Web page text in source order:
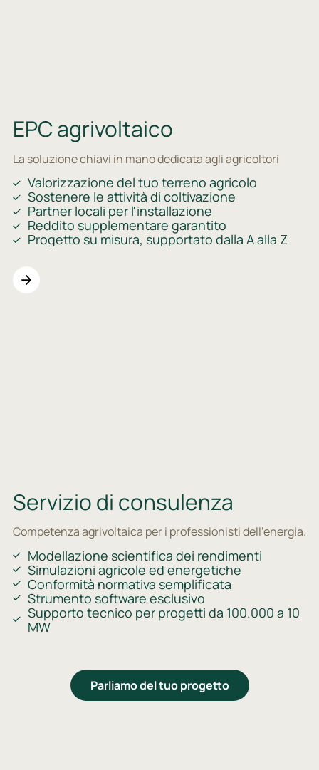
EPC agrivoltaico
La soluzione chiavi in mano dedicata agli agricoltori
Valorizzazione del tuo terreno agricolo
Sostenere le attività di coltivazione
Partner locali per l'installazione
Reddito supplementare garantito
Progetto su misura, supportato dalla A alla Z
Servizio di consulenza
Competenza agrivoltaica per i professionisti dell'energia.
Modellazione scientifica dei rendimenti
Simulazioni agricole ed energetiche
Conformità normativa semplificata
Strumento software esclusivo
Supporto tecnico per progetti da 100.000 a 10
MW
Parliamo del tuo progetto